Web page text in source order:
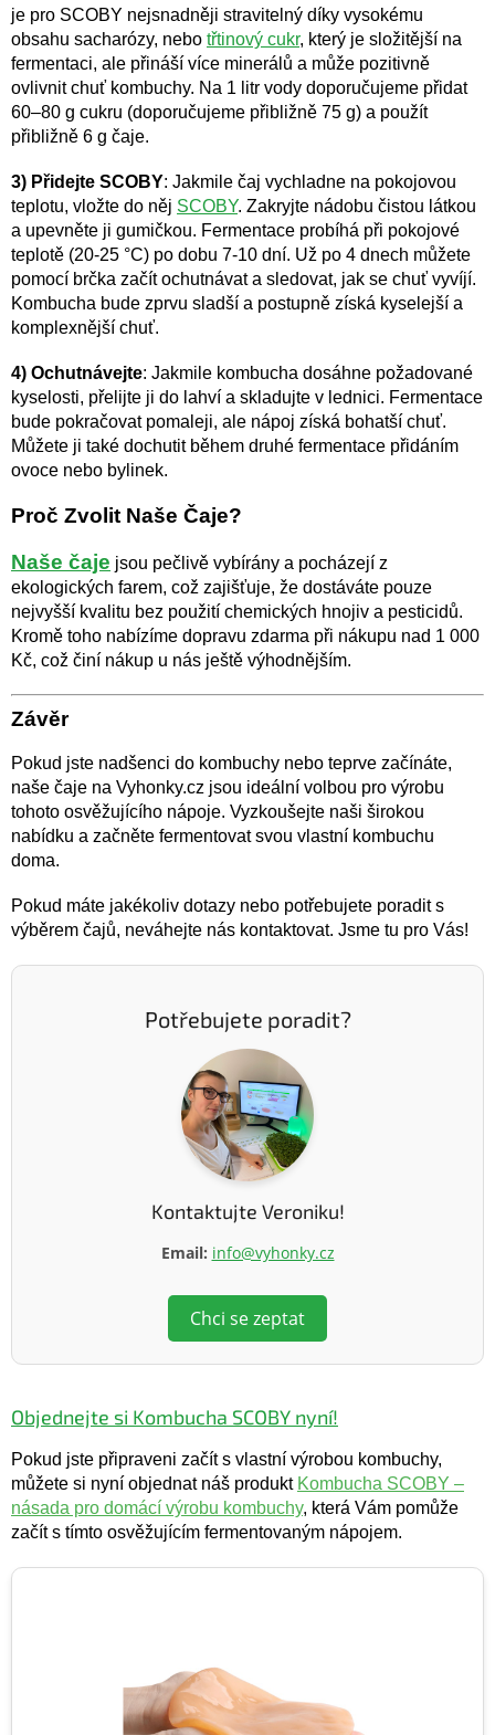
je pro SCOBY nejsnadněji stravitelný díky vysokému
obsahu sacharózy, nebo třtinový cukr, který je složitější na
fermentaci, ale přináší více minerálů a může pozitivně
ovlivnit chuť kombuchy. Na 1 litr vody doporučujeme přidat
60–80 g cukru (doporučujeme přibližně 75 g) a použít
přibližně 6 g čaje.
3) Přidejte SCOBY: Jakmile čaj vychladne na pokojovou
teplotu, vložte do něj SCOBY. Zakryjte nádobu čistou látkou
a upevněte ji gumičkou. Fermentace probíhá při pokojové
teplotě (20-25 °C) po dobu 7-10 dní. Už po 4 dnech můžete
pomocí brčka začít ochutnávat a sledovat, jak se chuť vyvíjí.
Kombucha bude zprvu sladší a postupně získá kyselejší a
komplexnější chuť.
4) Ochutnávejte: Jakmile kombucha dosáhne požadované
kyselosti, přelijte ji do lahví a skladujte v lednici. Fermentace
bude pokračovat pomaleji, ale nápoj získá bohatší chuť.
Můžete ji také dochutit během druhé fermentace přidáním
ovoce nebo bylinek.
Proč Zvolit Naše Čaje?
Naše čaje jsou pečlivě vybírány a pocházejí z
ekologických farem, což zajišťuje, že dostáváte pouze
nejvyšší kvalitu bez použití chemických hnojiv a pesticidů.
Kromě toho nabízíme dopravu zdarma při nákupu nad 1 000
Kč, což činí nákup u nás ještě výhodnějším.
Závěr
Pokud jste nadšenci do kombuchy nebo teprve začínáte,
naše čaje na Vyhonky.cz jsou ideální volbou pro výrobu
tohoto osvěžujícího nápoje. Vyzkoušejte naši širokou
nabídku a začněte fermentovat svou vlastní kombuchu
doma.
Pokud máte jakékoliv dotazy nebo potřebujete poradit s
výběrem čajů, neváhejte nás kontaktovat. Jsme tu pro Vás!
Potřebujete poradit?
Kontaktujte Veroniku!
Email: info@vyhonky.cz
Chci se zeptat
Objednejte si Kombucha SCOBY nyní!
Pokud jste připraveni začít s vlastní výrobou kombuchy,
můžete si nyní objednat náš produkt Kombucha SCOBY –
násada pro domácí výrobu kombuchy, která Vám pomůže
začít s tímto osvěžujícím fermentovaným nápojem.